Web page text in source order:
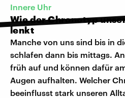
Innere Uhr
Wie der Chronotyp
lenkt
Manche von uns sind bis in
schlafen dann bis mittags.
früh auf und können dafür
Augen aufhalten. Welcher
beeinflusst stark unseren